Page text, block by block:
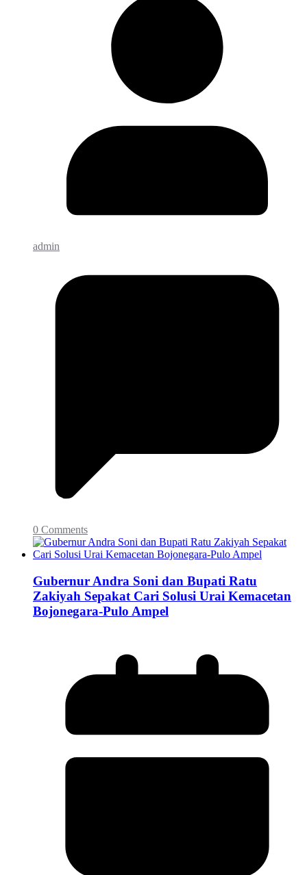
admin
0 Comments
Gubernur Andra Soni dan Bupati Ratu
Zakiyah Sepakat Cari Solusi Urai Kemacetan
Bojonegara-Pulo Ampel